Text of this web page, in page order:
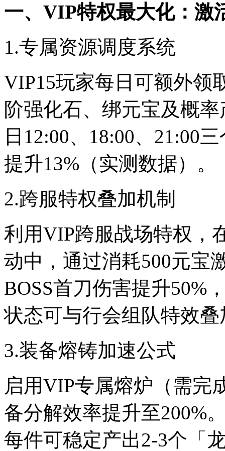
一、VIP特权最大化：激
1.专属资源调度系统
VIP15玩家每日可额外领
阶强化石、绑元宝及概
日12:00、18:00、21:00
提升13%（实测数据）。
2.跨服特权叠加机制
利用VIP跨服战场特权，
动中，通过消耗500元宝
BOSS首刀伤害提升50%
状态可与行会组队特效
3.装备熔铸加速公式
启用VIP专属熔炉（需完
备分解效率提升至200%
每件可稳定产出2-3个「